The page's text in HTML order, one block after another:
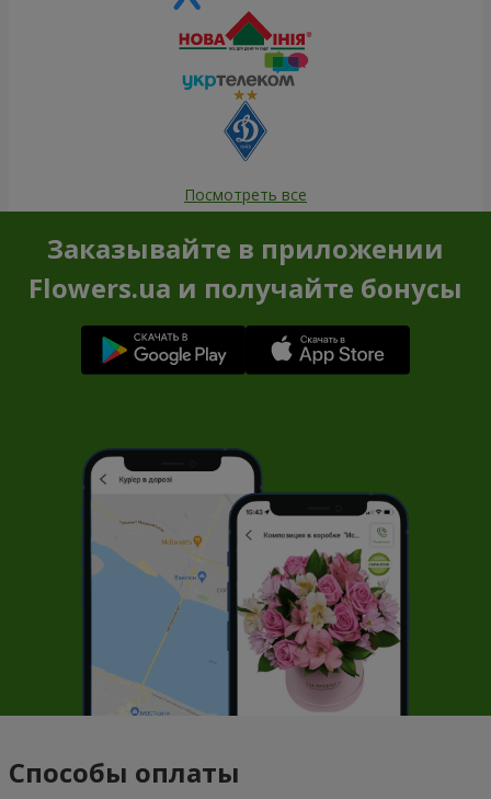
Посмотреть все
Заказывайте в приложении
Flowers.ua и получайте бонусы
Способы оплаты